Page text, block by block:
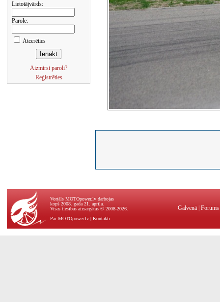
Lietotājvārds:
Parole:
Atcerēties
Aizmirsi paroli?
Reģistrēties
Vortāls MOTOpower.lv darbojas
kopš 2008. gada 21. aprīļa.
Visas tiesības aizsargātas © 2008-2026.
Par MOTOpower.lv | Kontakti
Galvenā Forums